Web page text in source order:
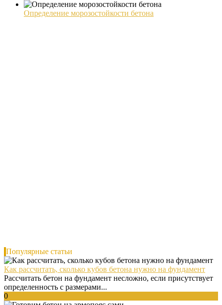
Определение морозостойкости бетона
Популярные статьи
Как рассчитать, сколько кубов бетона нужно на фундамент
Рассчитать бетон на фундамент несложно, если присутствует
определенность с размерами...
0